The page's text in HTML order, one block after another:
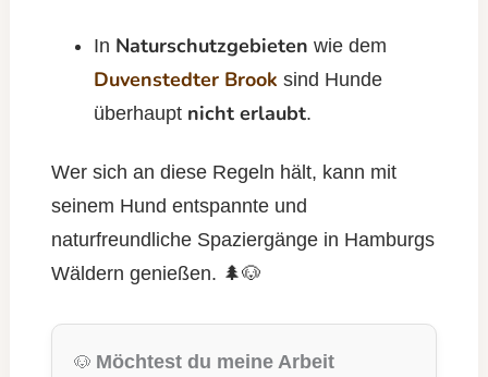
In Naturschutzgebieten wie dem
Duvenstedter Brook sind Hunde
überhaupt nicht erlaubt.
Wer sich an diese Regeln hält, kann mit
seinem Hund entspannte und
naturfreundliche Spaziergänge in Hamburgs
Wäldern genießen. 🌲🐶
🐶 Möchtest du meine Arbeit